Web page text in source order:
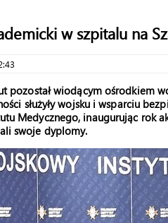
w szpitalu na
pozostał wiodącym ośrodkiem
służyły wojsku i wsparciu
Medycznego, inaugurując rok
swoje dyplomy.